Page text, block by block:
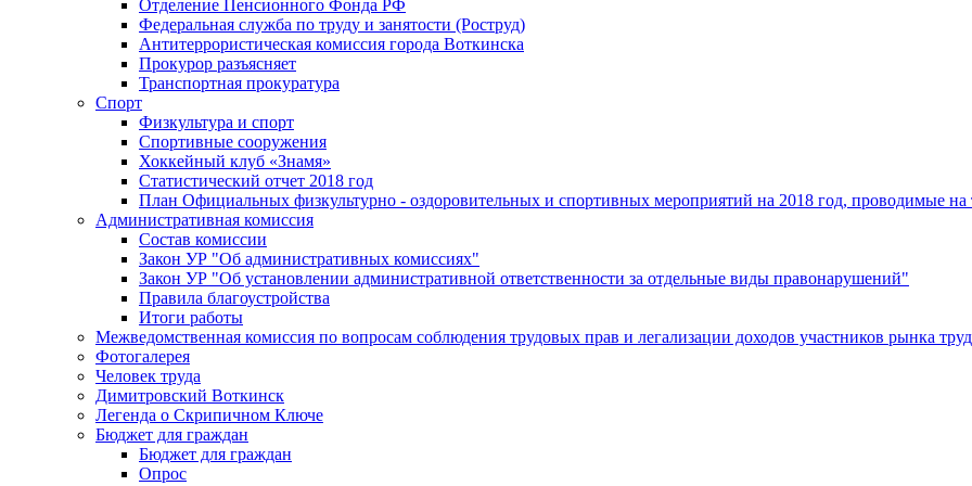
Отделение Пенсионного Фонда РФ
Федеральная служба по труду и занятости (Роструд)
Антитеррористическая комиссия города Воткинска
Прокурор разъясняет
Транспортная прокуратура
Спорт
Физкультура и спорт
Спортивные сооружения
Хоккейный клуб «Знамя»
Статистический отчет 2018 год
План Официальных физкультурно - оздоровительных и спортивных мероприятий на 2018 год, проводимые
Административная комиссия
Состав комиссии
Закон УР "Об административных комиссиях"
Закон УР "Об установлении административной ответственности за отдельные виды правонарушений"
Правила благоустройства
Итоги работы
Межведомственная комиссия по вопросам соблюдения трудовых прав и легализации доходов участников рынка
Фотогалерея
Человек труда
Димитровский Воткинск
Легенда о Скрипичном Ключе
Бюджет для граждан
Бюджет для граждан
Опрос